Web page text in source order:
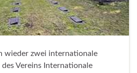
wieder zwei internationale
des Vereins Internationale